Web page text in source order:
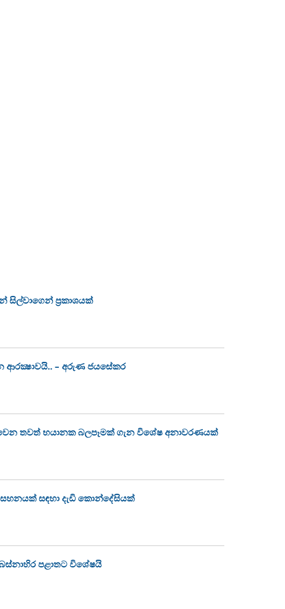
සිල්වාගෙන් ප්‍රකාශයක්
ආරක්‍ෂාවයි.. – අරුණ ජයසේකර
තවත් භයානක බලපෑමක් ගැන විශේෂ අනාවරණයක්
සඳහා දැඩි කොන්දේසියක්
පළාතට විශේෂයි